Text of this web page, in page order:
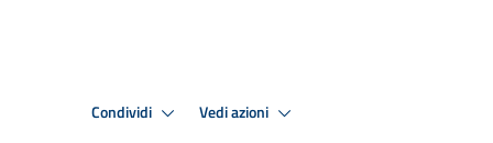
Condividi Vedi azioni